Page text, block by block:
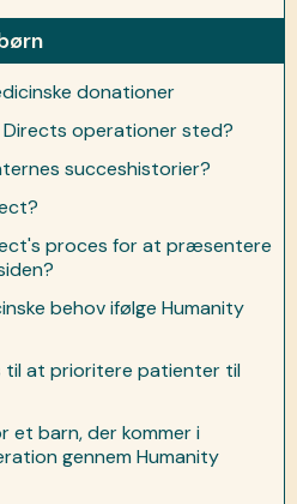
donationer
operationer sted?
succeshistorier?
proces for at præsentere
behov ifølge Humanity
til at prioritere patienter til
et barn, der kommer i
gennem Humanity